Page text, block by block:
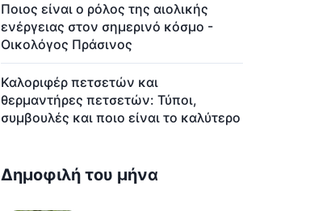
Ποιος είναι ο ρόλος της αιολικής
ενέργειας στον σημερινό κόσμο -
Οικολόγος Πράσινος
Καλοριφέρ πετσετών και
θερμαντήρες πετσετών: Τύποι,
συμβουλές και ποιο είναι το καλύτερο
Δημοφιλή του μήνα